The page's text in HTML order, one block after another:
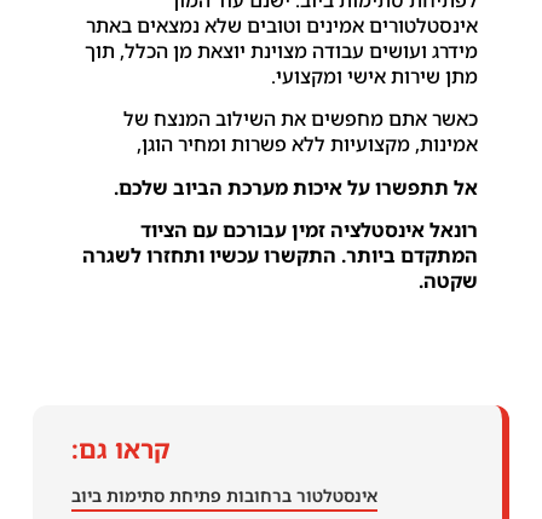
אינסטלטורים אמינים וטובים שלא נמצאים באתר
מידרג ועושים עבודה מצוינת יוצאת מן הכלל, תוך
מתן שירות אישי ומקצועי.
כאשר אתם מחפשים את השילוב המנצח של
אמינות, מקצועיות ללא פשרות ומחיר הוגן,
אל תתפשרו על איכות מערכת הביוב שלכם.
רונאל אינסטלציה זמין עבורכם עם הציוד
המתקדם ביותר. התקשרו עכשיו ותחזרו לשגרה
שקטה.
קראו גם:
אינסטלטור ברחובות פתיחת סתימות ביוב